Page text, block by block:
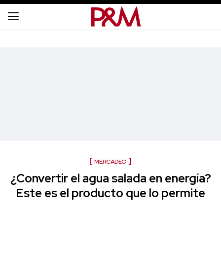
MERCADEO
¿Convertir el agua salada en energía?
Este es el producto que lo permite